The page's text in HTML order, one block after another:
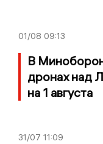
01/08 09:13
В
дронах над
на 1 августа
31/07 11:09